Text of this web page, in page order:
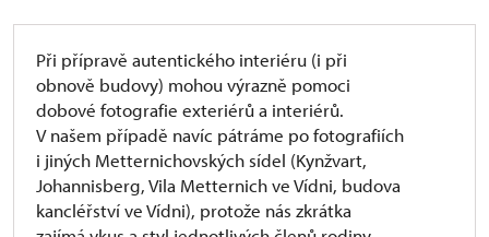
Při přípravě autentického interiéru (i při
obnově budovy) mohou výrazně pomoci
dobové fotografie exteriérů a interiérů.
V našem případě navíc pátráme po fotografiích
i jiných Metternichovských sídel (Kynžvart,
Johannisberg, Vila Metternich ve Vídni, budova
kancléřství ve Vídni), protože nás zkrátka